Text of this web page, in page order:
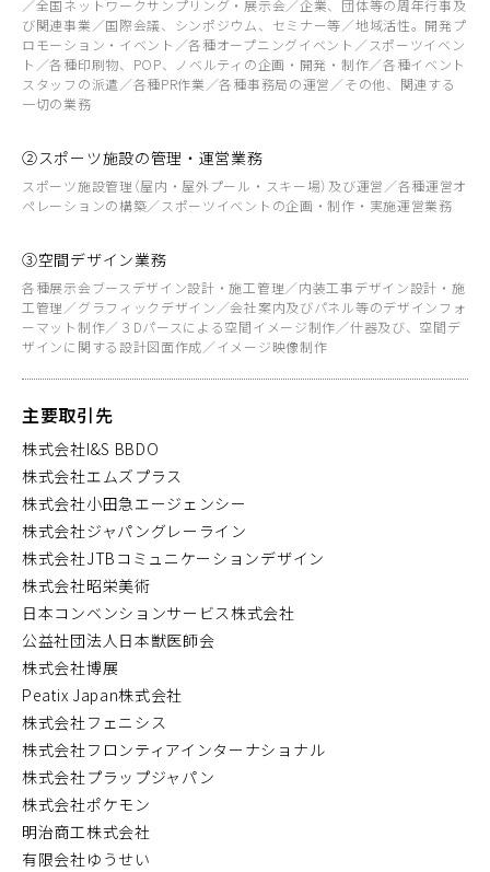
／全国ネットワークサンプリング・展示会／企業、団体等の周年行事及
び関連事業／国際会議、シンポジウム、セミナー等／地域活性。開発プ
ロモーション・イベント／各種オープニングイベント／スポーツイベン
ト／各種印刷物、POP、ノベルティの企画・開発・制作／各種イベント
スタッフの派遣／各種PR作業／各種事務局の運営／その他、関連する
一切の業務
②スポーツ施設の管理・運営業務
スポーツ施設管理（屋内・屋外プール・スキー場）及び運営／各種運営オ
ペレーションの構築／スポーツイベントの企画・制作・実施運営業務
③空間デザイン業務
各種展示会ブースデザイン設計・施工管理／内装工事デザイン設計・施
工管理／グラフィックデザイン／会社案内及びパネル等のデザインフォ
ーマット制作／３Dパースによる空間イメージ制作／什器及び、空間デ
ザインに関する設計図面作成／イメージ映像制作
主要取引先
株式会社I&S BBDO
株式会社エムズプラス
株式会社小田急エージェンシー
株式会社ジャパングレーライン
株式会社JTBコミュニケーションデザイン
株式会社昭栄美術
日本コンベンションサービス株式会社
公益社団法人日本獣医師会
株式会社博展
Peatix Japan株式会社
株式会社フェニシス
株式会社フロンティアインターナショナル
株式会社プラップジャパン
株式会社ポケモン
明治商工株式会社
有限会社ゆうせい